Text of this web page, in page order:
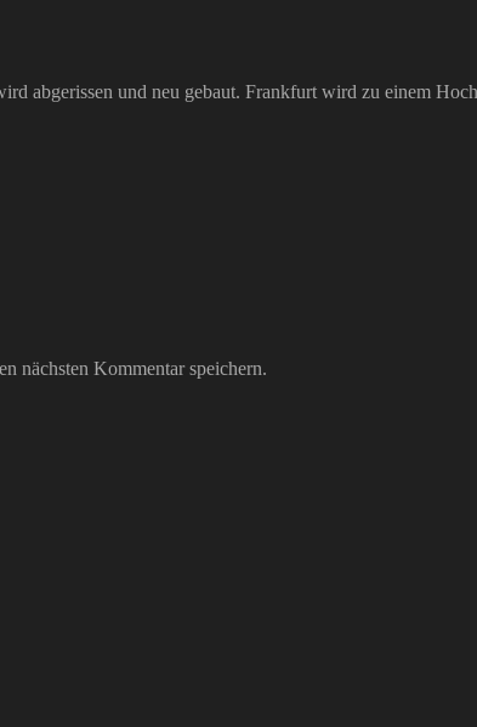
abgerissen und neu gebaut. Frankfurt wird zu einem
nächsten Kommentar speichern.